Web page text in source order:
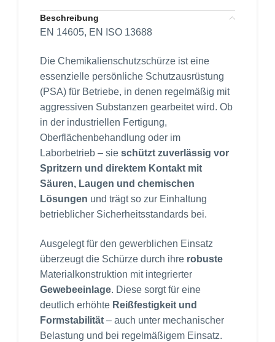
Beschreibung
EN 14605, EN ISO 13688
Die Chemikalienschutzschürze ist eine
essenzielle persönliche Schutzausrüstung
(PSA) für Betriebe, in denen regelmäßig mit
aggressiven Substanzen gearbeitet wird. Ob
in der industriellen Fertigung,
Oberflächenbehandlung oder im
Laborbetrieb – sie schützt zuverlässig vor
Spritzern und direktem Kontakt mit
Säuren, Laugen und chemischen
Lösungen und trägt so zur Einhaltung
betrieblicher Sicherheitsstandards bei.
Ausgelegt für den gewerblichen Einsatz
überzeugt die Schürze durch ihre robuste
Materialkonstruktion mit integrierter
Gewebeeinlage. Diese sorgt für eine
deutlich erhöhte Reißfestigkeit und
Formstabilität – auch unter mechanischer
Belastung und bei regelmäßigem Einsatz.